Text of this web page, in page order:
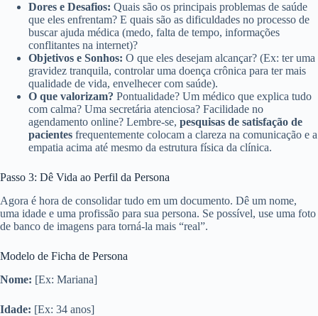
Dores e Desafios: Quais são os principais problemas de saúde
que eles enfrentam? E quais são as dificuldades no processo de
buscar ajuda médica (medo, falta de tempo, informações
conflitantes na internet)?
Objetivos e Sonhos: O que eles desejam alcançar? (Ex: ter uma
gravidez tranquila, controlar uma doença crônica para ter mais
qualidade de vida, envelhecer com saúde).
O que valorizam? Pontualidade? Um médico que explica tudo
com calma? Uma secretária atenciosa? Facilidade no
agendamento online? Lembre-se, pesquisas de satisfação de
pacientes frequentemente colocam a clareza na comunicação e a
empatia acima até mesmo da estrutura física da clínica.
Passo 3: Dê Vida ao Perfil da Persona
Agora é hora de consolidar tudo em um documento. Dê um nome,
uma idade e uma profissão para sua persona. Se possível, use uma foto
de banco de imagens para torná-la mais “real”.
Modelo de Ficha de Persona
Nome: [Ex: Mariana]
Idade: [Ex: 34 anos]